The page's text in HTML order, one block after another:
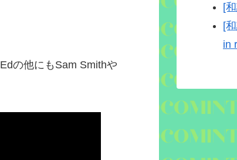
Edの他にも Sam Smithや
[
[
in